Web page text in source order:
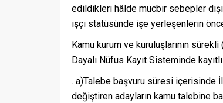
edildikleri hâlde mücbir sebepler
işçi statüsünde işe yerleşenlerin
Kamu kurum ve kuruluşlarının
Dayalı Nüfus Kayıt Sisteminde
. a)Talebe başvuru süresi içerisinde
değiştiren adayların kamu talebine